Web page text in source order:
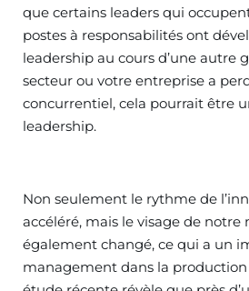
que certains leaders qui
postes à responsabilités ont
leadership au cours d’une autre
secteur ou votre entreprise a
concurrentiel, cela pourrait être
leadership.
Non seulement le rythme de
accéléré, mais le visage de notre
également changé, ce qui a un
management dans la